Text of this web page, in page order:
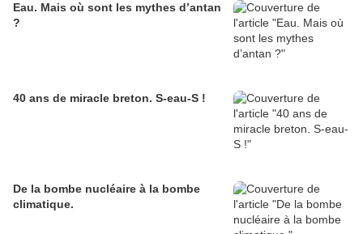
Eau. Mais où sont les mythes d’antan
?
40 ans de miracle breton. S-eau-S !
De la bombe nucléaire à la bombe
climatique.